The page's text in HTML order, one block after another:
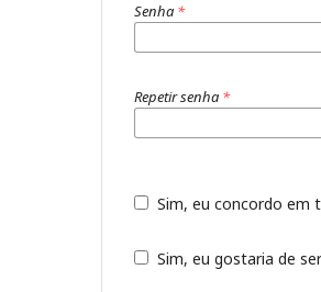
Senha *
Repetir senha *
Sim, eu concordo em
Sim, eu gostaria de